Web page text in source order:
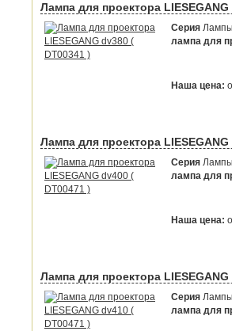
Лампа для проектора
Серия
лампа для
Наша цена:
Лампа для проектора
Серия
лампа для
Наша цена:
Лампа для проектора
Серия
лампа для